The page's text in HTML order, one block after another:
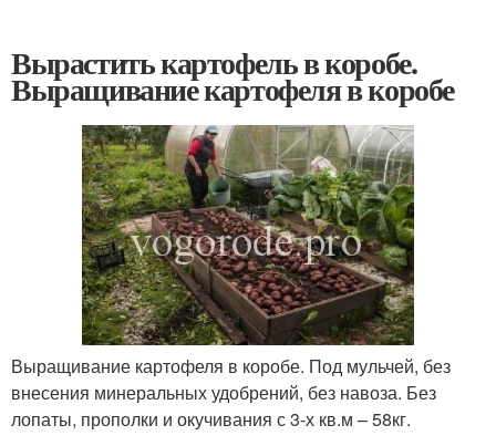
Вырастить картофель в коробе.
Выращивание картофеля в коробе
Выращивание картофеля в коробе. Под мульчей, без
внесения минеральных удобрений, без навоза. Без
лопаты, прополки и окучивания с 3-х кв.м – 58кг.